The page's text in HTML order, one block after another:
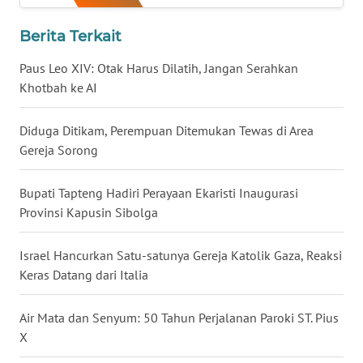
Berita Terkait
Paus Leo XIV: Otak Harus Dilatih, Jangan Serahkan
Khotbah ke AI
Diduga Ditikam, Perempuan Ditemukan Tewas di Area
Gereja Sorong
Bupati Tapteng Hadiri Perayaan Ekaristi Inaugurasi
Provinsi Kapusin Sibolga
Israel Hancurkan Satu-satunya Gereja Katolik Gaza, Reaksi
Keras Datang dari Italia
Air Mata dan Senyum: 50 Tahun Perjalanan Paroki ST. Pius
X
WN
JATENG
WN